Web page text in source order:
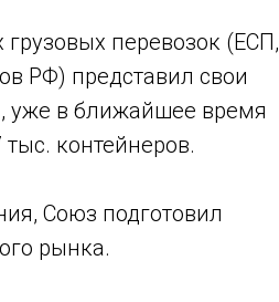
перевозок (ECП,
РФ) представил свои
уже в ближайшее время
контейнеров.
Союз подготовил
рынка.